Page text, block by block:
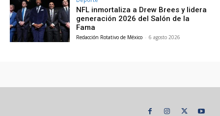
NFL inmortaliza a Drew Brees y lidera
generación 2026 del Salón de la
Fama
Redacción Rotativo de México - 6 agosto 2026